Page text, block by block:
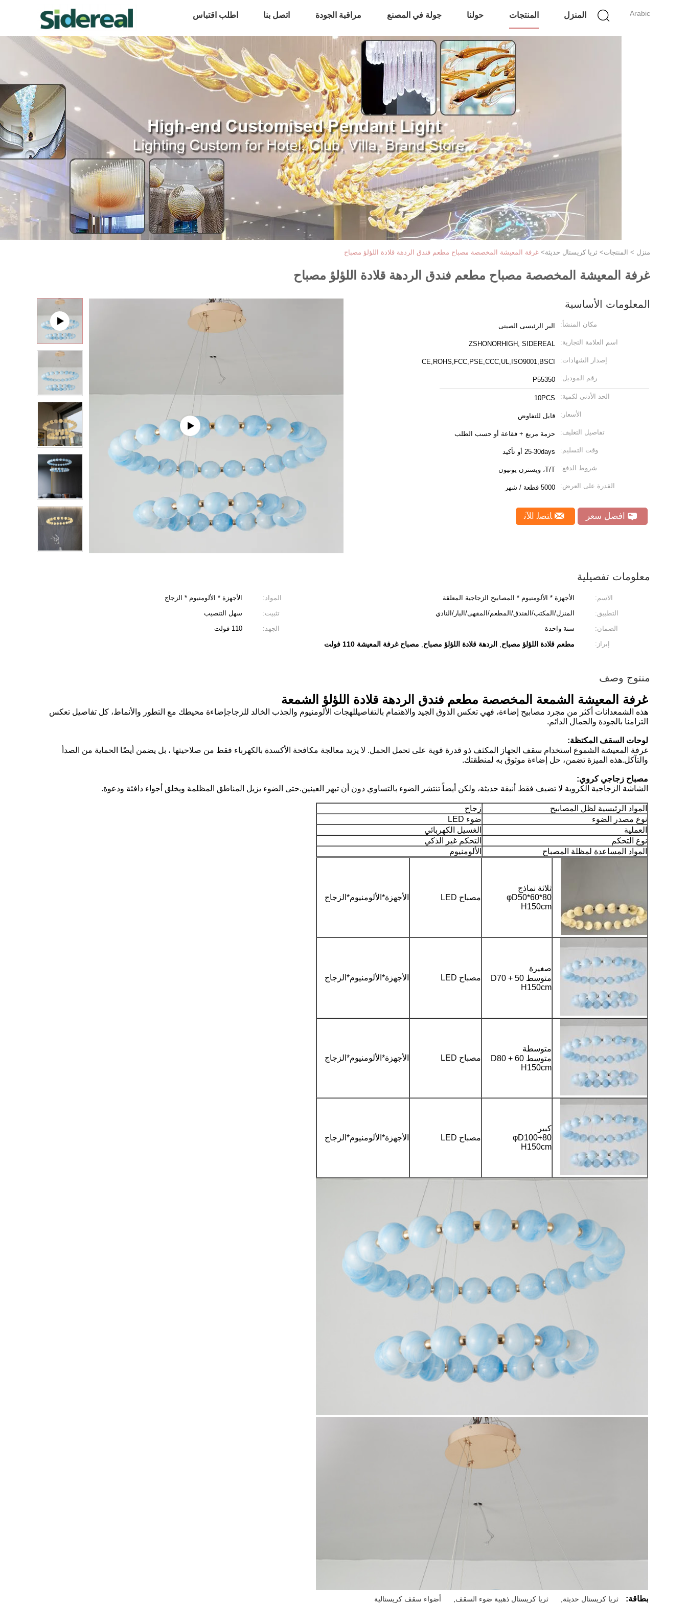
Arabic المنزل المنتجات حولنا جولة في المصنع مراقبة الجودة اتصل بنا اطلب اقتباس
منزل > المنتجات> ثريا كريستال حديثة> غرفة المعيشة المخصصة مصباح مطعم فندق الردهة قلادة اللؤلؤ مصباح
غرفة المعيشة المخصصة مصباح مطعم فندق الردهة قلادة اللؤلؤ مصباح
المعلومات الأساسية
مكان المنشأ: البر الرئيسى الصينى
اسم العلامة التجارية: ZSHONORHIGH, SIDEREAL
إصدار الشهادات: CE,ROHS,FCC,PSE,CCC,UL,ISO9001,BSCI
رقم الموديل: P55350
الحد الأدنى لكمية: 10PCS
الأسعار: قابل للتفاوض
تفاصيل التغليف: حزمة مربع + فقاعة أو حسب الطلب
وقت التسليم: 25-30days أو تأكيد
شروط الدفع: T/T، ويسترن يونيون
القدرة على العرض: 5000 قطعة / شهر
افضل سعر ﺎﺘﺼﻟ ﺍﻶﻧ
معلومات تفصيلية
الاسم: الأجهزة * الألومنيوم * المصابيح الزجاجية المعلقة المواد:
الأجهزة * الألومنيوم * الزجاج
التطبيق:
المنزل/المكتب/الفندق/المطعم/المقهى/البار/النادي تثبيت:
سهل التنصيب
الضمان:
سنة واحدة الجهد:
110 فولت
إبراز:
مطعم قلادة اللؤلؤ مصباح, الردهة قلادة اللؤلؤ مصباح, مصباح غرفة المعيشة 110 فولت
منتوج وصف
غرفة المعيشة الشمعة المخصصة مطعم فندق الردهة قلادة اللؤلؤ الشمعة
هذه الشمعدانات أكثر من مجرد مصابيح إضاءة، فهي تعكس الذوق الجيد والاهتمام بالتفاصيللهجات الألومنيوم والجذب الخالد للزجاجإضاءة محيطك مع التطور والأنماط، كل تفاصيل تعكس
التزامنا بالجودة والجمال الدائم.
لوحات السقف المكتظة:
غرفة المعيشة الشموع استخدام سقف الجهاز المكثف ذو قدرة قوية على تحمل الحمل. لا يزيد معالجة مكافحة الأكسدة بالكهرباء فقط من صلاحيتها ، بل يضمن أيضًا الحماية من الصدأ
والتآكل.هذه الميزة تضمن، حل إضاءة موثوق به لمنطقتك.
مصباح زجاجي كروي:
الشاشة الزجاجية الكروية لا تضيف فقط أنيقة حديثة، ولكن أيضاً تنتشر الضوء بالتساوي دون أن تبهر العينين.حتى الضوء يزيل المناطق المظلمة ويخلق أجواء دافئة ودعوة.
المواد الرئيسية لظل المصابيح
زجاج
نوع مصدر الضوء
ضوء LED
العملية
الغسيل الكهربائي
نوع التحكم
التحكم غير الذكي
المواد المساعدة لمظلة المصباح
الألومنيوم
ثلاثة نماذج
φD50*60*80
H150cm
مصباح LED الأجهزة*الألومنيوم*الزجاج
صغيرة
متوسط D70 + 50
H150cm
مصباح LED الأجهزة*الألومنيوم*الزجاج
متوسطة
متوسط D80 + 60
H150cm
مصباح LED الأجهزة*الألومنيوم*الزجاج
كبير
φD100+80
H150cm
مصباح LED الأجهزة*الألومنيوم*الزجاج
بطاقة: ثريا كريستال حديثة ثريا كريستال ذهبية ضوء السقف أضواء سقف كريستالية